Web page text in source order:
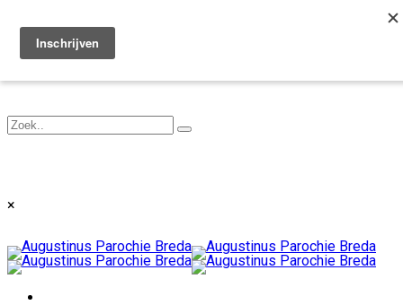
Toggle navigation
×